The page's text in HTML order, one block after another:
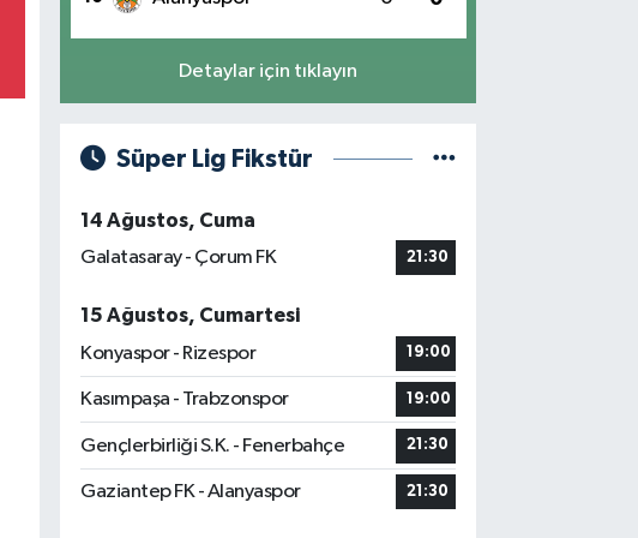
Detaylar için tıklayın
Süper Lig Fikstür
14 Ağustos, Cuma
Galatasaray - Çorum FK
21:30
15 Ağustos, Cumartesi
Konyaspor - Rizespor
19:00
Kasımpaşa - Trabzonspor 19:00
Gençlerbirliği S.K. - Fenerbahçe 21:30
Gaziantep FK - Alanyaspor 21:30